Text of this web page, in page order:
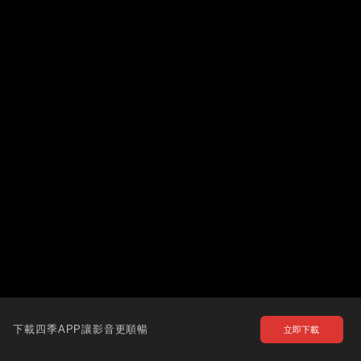
下載四季APP讓影音更順暢 立即下載